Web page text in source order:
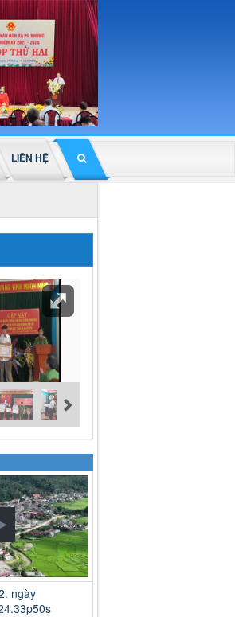
LIÊN HỆ
ngày